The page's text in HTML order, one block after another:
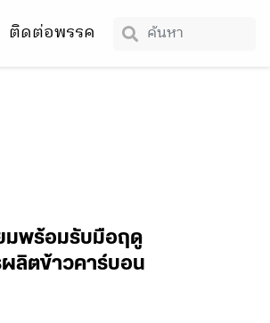
ติดต่อพรรค
มพร้อมรับมือฤดู
ผลิตข้าวคาร์บอน